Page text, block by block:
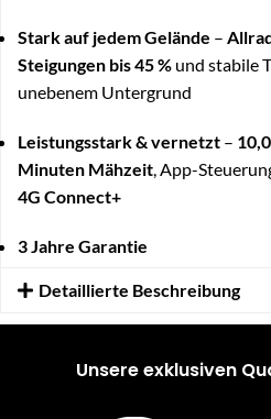
Stark auf jedem Gelände –
Steigungen bis 45 % und stabile
unebenem Untergrund
Leistungsstark & vernetzt –
Minuten Mähzeit, App-
4G Connect+
3 Jahre Garantie
Detaillierte Beschreibung
Unsere exklusiven